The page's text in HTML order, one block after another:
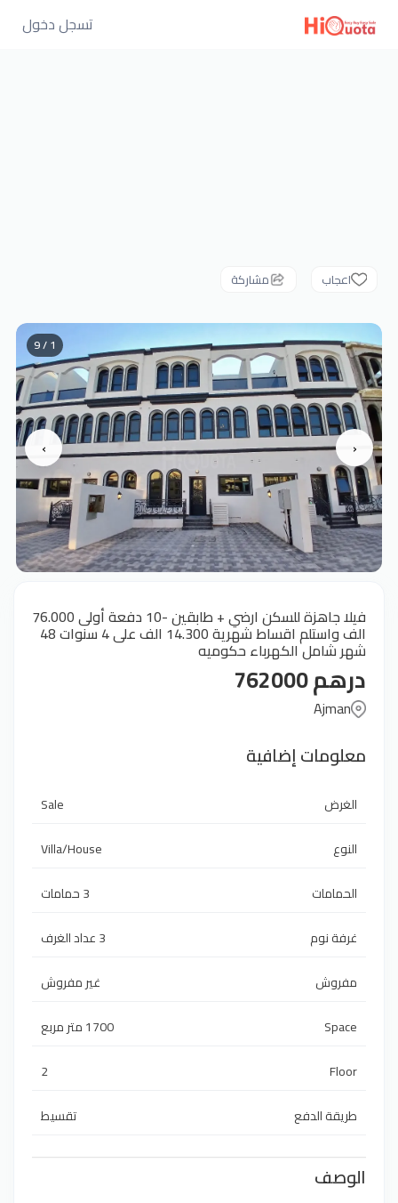
تسجل دخول
اعجاب مشاركة
‹
›
1 / 9
فيلا جاهزة للسكن ارضي + طابقين -10 دفعة أولى 76.000
الف واستلم اقساط شهرية 14.300 الف على 4 سنوات 48
شهر شامل الكهرباء حكوميه
درهم 762000
Ajman
معلومات إضافية
الغرض
Sale
النوع
Villa/House
الحمامات
3 حمامات
غرفة نوم
3 عداد الغرف
مفروش
غير مفروش
Space
1700 متر مربع
Floor
2
طريقة الدفع
تقسيط
الوصف